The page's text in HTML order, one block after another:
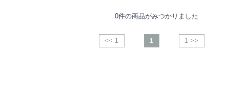
0件の商品がみつかりました
<< 1 1 1 >>